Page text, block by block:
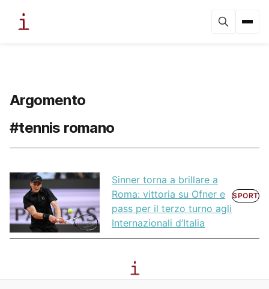
Argomento
#tennis romano
Sinner torna a brillare a
Roma: vittoria su Ofner e
pass per il terzo turno agli
Internazionali d’Italia
SPORT